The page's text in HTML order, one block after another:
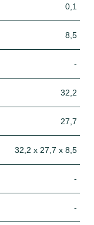
0,1
8,5
-
32,2
27,7
32,2 x 27,7 x 8,5
-
-